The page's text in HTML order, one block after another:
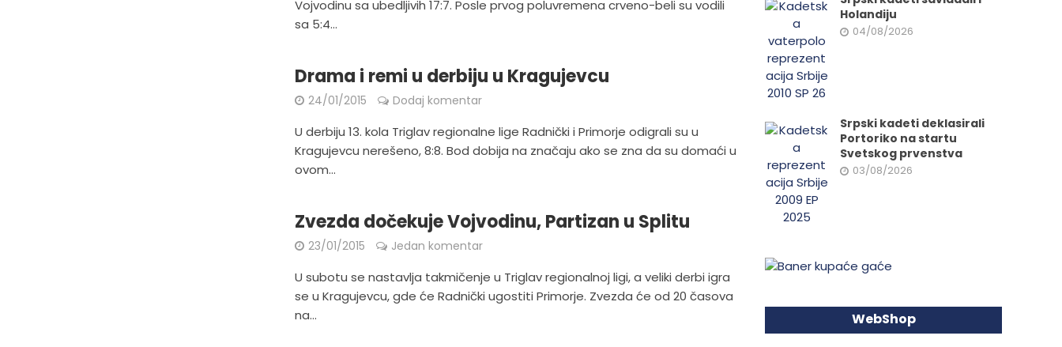
Vojvodinu sa ubedljivih 17:7. Posle prvog poluvremena crveno-beli su vodili
sa 5:4...
Drama i remi u derbiju u Kragujevcu
24/01/2015 Dodaj komentar
U derbiju 13. kola Triglav regionalne lige Radnički i Primorje odigrali su u
Kragujevcu nerešeno, 8:8. Bod dobija na značaju ako se zna da su domaći u
ovom...
Zvezda dočekuje Vojvodinu, Partizan u Splitu
23/01/2015 Jedan komentar
U subotu se nastavlja takmičenje u Triglav regionalnoj ligi, a veliki derbi igra
se u Kragujevcu, gde će Radnički ugostiti Primorje. Zvezda će od 20 časova
na...
Holandiju
04/08/2026
Srpski kadeti deklasirali
Portoriko na startu
Svetskog prvenstva
03/08/2026
WebShop